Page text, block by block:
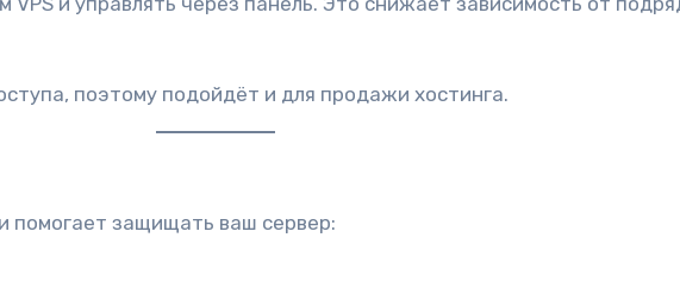
поэтому подойдёт и для продажи хостинга.
помогает защищать ваш сервер: